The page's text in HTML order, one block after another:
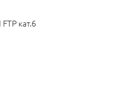
кат.6